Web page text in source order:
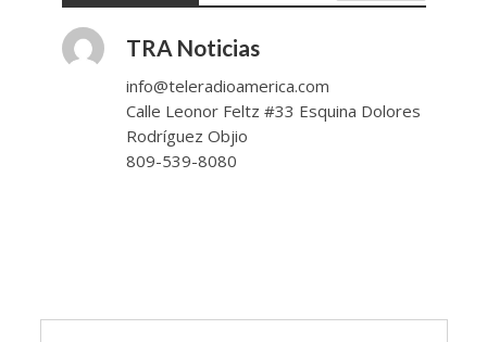
TRA Noticias
info@teleradioamerica.com
Calle Leonor Feltz #33 Esquina Dolores
Rodríguez Objio
809-539-8080